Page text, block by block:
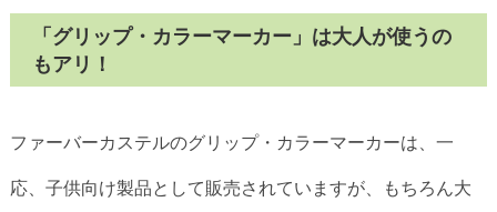
「グリップ・カラーマーカー」は大人が使うの
もアリ！
ファーバーカステルのグリップ・カラーマーカーは、一
応、子供向け製品として販売されていますが、もちろん大